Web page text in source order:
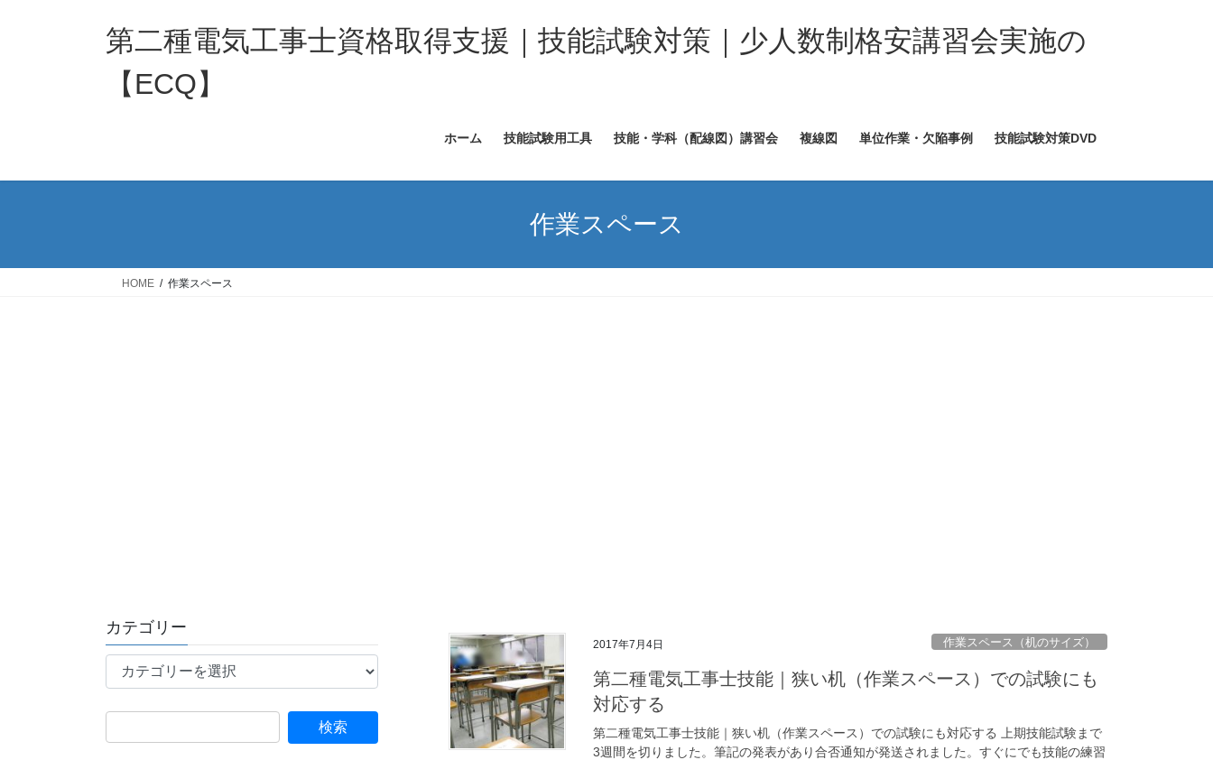
ッ
移
第二種電気工事士資格取得支援｜技能試験対策｜少人数制格安講習会実施の
【ECQ】
ホーム 技能試験用工具 技能・学科（配線図）講習会 複線図 単位作業・欠陥事例 技能試験対策DVD
作業スペース
HOME 作業スペース
2017年7月4日 作業スペース（机のサイズ）
第二種電気工事士技能｜狭い机（作業スペース）での試験にも
対応する
第二種電気工事士技能｜狭い机（作業スペース）での試験にも対応する 上期技能試験まで
3週間を切りました。筆記の発表があり合否通知が発送されました。すぐにでも技能の練習
カテゴリー
テ